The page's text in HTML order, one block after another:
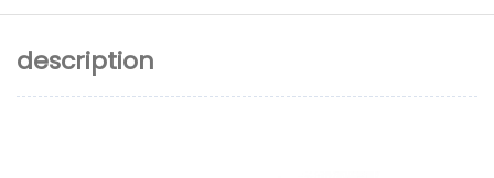
description